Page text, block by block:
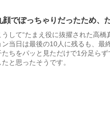
顔でぽっちゃりだったため、
うして“たまえ役に抜擢された高
ン当日は最後の10人に残るも、最
たちをパッと見ただけで1分足ら
たと思ったそうです。